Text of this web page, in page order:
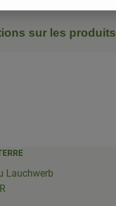
sur les produits
Lauchwerb